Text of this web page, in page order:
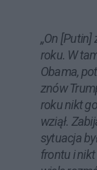
„On [Putin]
roku. W
Obama,
znów
roku nikt
wziął.
sytuacja
frontu i